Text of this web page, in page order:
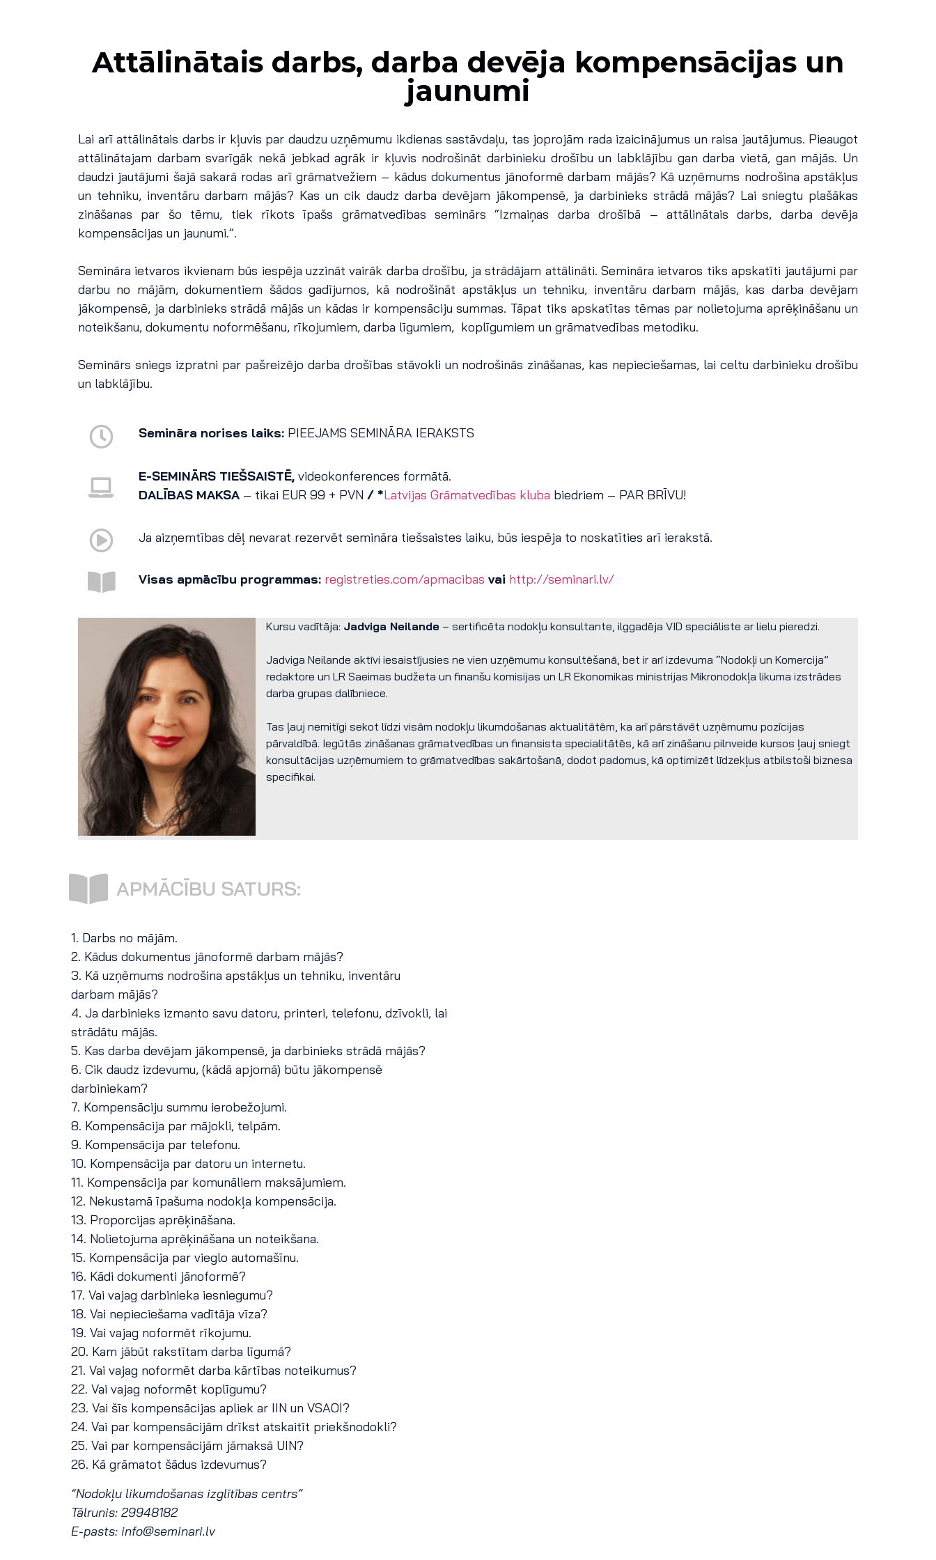
Attālinātais darbs, darba devēja kompensācijas un
jaunumi
Lai arī attālinātais darbs ir kļuvis par daudzu uzņēmumu ikdienas sastāvdaļu, tas joprojām rada izaicinājumus un raisa jautājumus. Pieaugot
attālinātajam darbam svarīgāk nekā jebkad agrāk ir kļuvis nodrošināt darbinieku drošību un labklājību gan darba vietā, gan mājās. Un
daudzi jautājumi šajā sakarā rodas arī grāmatvežiem – kādus dokumentus jānoformē darbam mājās? Kā uzņēmums nodrošina apstākļus
un tehniku, inventāru darbam mājās? Kas un cik daudz darba devējam jākompensē, ja darbinieks strādā mājās? Lai sniegtu plašākas
zināšanas par šo tēmu, tiek rīkots īpašs grāmatvedības seminārs “Izmaiņas darba drošībā – attālinātais darbs, darba devēja
kompensācijas un jaunumi.”.
Semināra ietvaros ikvienam būs iespēja uzzināt vairāk darba drošību, ja strādājam attālināti. Semināra ietvaros tiks apskatīti jautājumi par
darbu no mājām, dokumentiem šādos gadījumos, kā nodrošināt apstākļus un tehniku, inventāru darbam mājās, kas darba devējam
jākompensē, ja darbinieks strādā mājās un kādas ir kompensāciju summas. Tāpat tiks apskatītas tēmas par nolietojuma aprēķināšanu un
noteikšanu, dokumentu noformēšanu, rīkojumiem, darba līgumiem, koplīgumiem un grāmatvedības metodiku.
Seminārs sniegs izpratni par pašreizējo darba drošības stāvokli un nodrošinās zināšanas, kas nepieciešamas, lai celtu darbinieku drošību
un labklājību.
Semināra norises laiks:PIEEJAMS SEMINĀRA IERAKSTS
E-SEMINĀRS TIEŠSAISTĒ, videokonferences formātā.
DALĪBAS MAKSA– tikai EUR 99 + PVN / *Latvijas Grāmatvedības kluba biedriem – PAR BRĪVU!
Ja aizņemtības dēļ nevarat rezervēt semināra tiešsaistes laiku, būs iespēja to noskatīties arī ierakstā.
Visas apmācību programmas: registreties.com/apmacibas vai http://seminari.lv/
Kursu vadītāja: Jadviga Neilande – sertificēta nodokļu konsultante, ilggadēja VID speciāliste ar lielu pieredzi.
Jadviga Neilande aktīvi iesaistījusies ne vien uzņēmumu konsultēšanā, bet ir arī izdevuma “Nodokļi un Komercija”
redaktore un LR Saeimas budžeta un finanšu komisijas un LR Ekonomikas ministrijas Mikronodokļa likuma izstrādes
darba grupas dalībniece.
Tas ļauj nemitīgi sekot līdzi visām nodokļu likumdošanas aktualitātēm, ka arī pārstāvēt uzņēmumu pozīcijas
pārvaldībā. Iegūtās zināšanas grāmatvedības un finansista specialitātēs, kā arī zināšanu pilnveide kursos ļauj sniegt
konsultācijas uzņēmumiem to grāmatvedības sakārtošanā, dodot padomus, kā optimizēt līdzekļus atbilstoši biznesa
specifikai.
APMĀCĪBU SATURS:
1. Darbs no mājām.
2. Kādus dokumentus jānoformē darbam mājās?
3. Kā uzņēmums nodrošina apstākļus un tehniku, inventāru
darbam mājās?
4. Ja darbinieks izmanto savu datoru, printeri, telefonu, dzīvokli, lai
strādātu mājās.
5. Kas darba devējam jākompensē, ja darbinieks strādā mājās?
6. Cik daudz izdevumu, (kādā apjomā) būtu jākompensē
darbiniekam?
7. Kompensāciju summu ierobežojumi.
8. Kompensācija par mājokli, telpām.
9. Kompensācija par telefonu.
10. Kompensācija par datoru un internetu.
11. Kompensācija par komunāliem maksājumiem.
12. Nekustamā īpašuma nodokļa kompensācija.
13. Proporcijas aprēķināšana.
14. Nolietojuma aprēķināšana un noteikšana.
15. Kompensācija par vieglo automašīnu.
16. Kādi dokumenti jānoformē?
17. Vai vajag darbinieka iesniegumu?
18. Vai nepieciešama vadītāja vīza?
19. Vai vajag noformēt rīkojumu.
20. Kam jābūt rakstītam darba līgumā?
21. Vai vajag noformēt darba kārtības noteikumus?
22. Vai vajag noformēt koplīgumu?
23. Vai šīs kompensācijas apliek ar IIN un VSAOI?
24. Vai par kompensācijām drīkst atskaitīt priekšnodokli?
25. Vai par kompensācijām jāmaksā UIN?
26. Kā grāmatot šādus izdevumus?
“Nodokļu likumdošanas izglītības centrs”
Tālrunis: 29948182
E-pasts: info@seminari.lv